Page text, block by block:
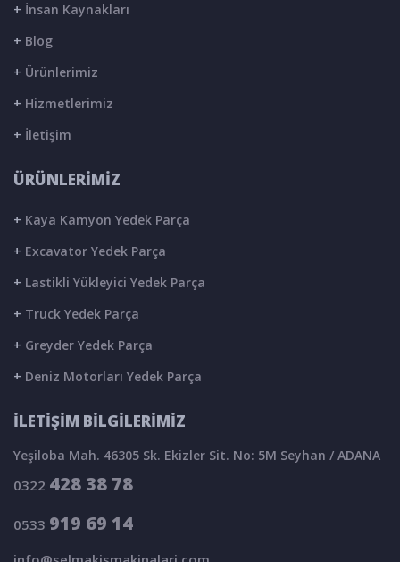
+ İnsan Kaynakları
+ Blog
+ Ürünlerimiz
+ Hizmetlerimiz
+ İletişim
ÜRÜNLERİMİZ
+ Kaya Kamyon Yedek Parça
+ Excavator Yedek Parça
+ Lastikli Yükleyici Yedek Parça
+ Truck Yedek Parça
+ Greyder Yedek Parça
+ Deniz Motorları Yedek Parça
İLETİŞİM BİLGİLERİMİZ
Yeşiloba Mah. 46305 Sk. Ekizler Sit. No: 5M Seyhan / ADANA
0322 428 38 78
0533 919 69 14